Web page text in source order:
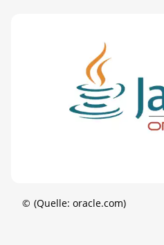
© (Quelle: oracle.com)